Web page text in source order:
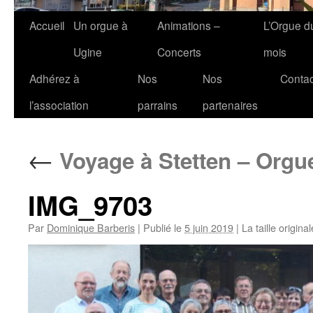
Accueil
Un orgue à
Ugine
Animations –
Concerts
L’Orgue
mois
Adhérez à
l’association
Nos
parrains
Nos
partenaires
← Voyage à Stetten –
IMG_9703
Par Dominique Barberis | Publié le5 juin 2019 | La taille